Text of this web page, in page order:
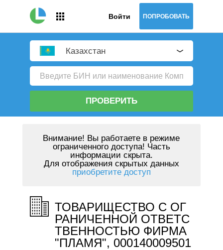
Войти ПОПРОБОВАТЬ
Казахстан
ПРОВЕРИТЬ
Внимание! Вы работаете в режиме
ограниченного доступа! Часть
информации скрыта.
Для отображения скрытых данных
приобретите доступ
ТОВАРИЩЕСТВО С ОГ
РАНИЧЕННОЙ ОТВЕТС
ТВЕННОСТЬЮ ФИРМА
"ПЛАМЯ", 000140009501